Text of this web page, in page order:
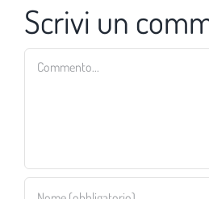
Scrivi un
Commento